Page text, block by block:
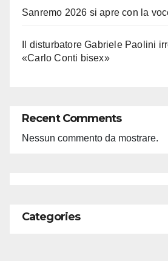
Sanremo 2026 si apre con la
Il disturbatore Gabriele Paolini
«Carlo Conti bisex»
Recent Comments
Nessun commento da mostrare.
Categories